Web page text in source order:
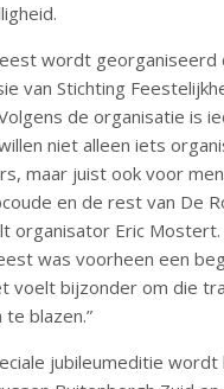
wordt georganiseerd
van Stichting
de organisatie is
niet alleen iets
maar juist ook voor
en de rest van De
organisator Eric Mostert.
was voorheen een
voelt bijzonder om die
blazen.”
jubileumeditie wordt